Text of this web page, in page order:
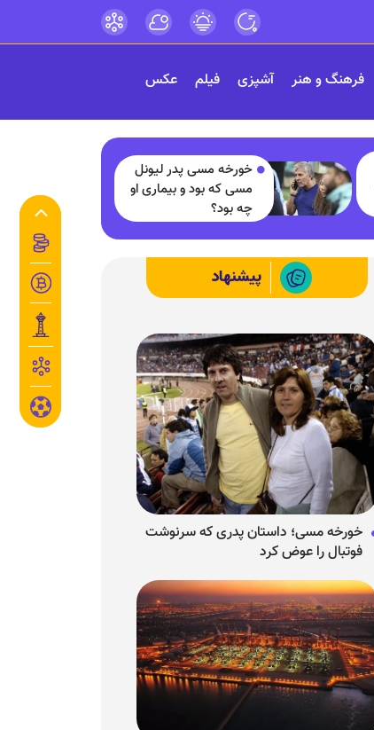
فرهنگ و هنر آشپزی فیلم عکس
خورخه مسی پدر لیونل
مسی که بود و بیماری او
چه بود؟
پیشنهاد
خورخه مسی؛ داستان پدری که سرنوشت
فوتبال را عوض کرد